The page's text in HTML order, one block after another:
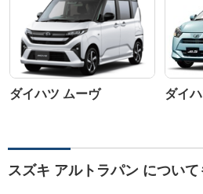
ダイハツ ムーヴ ダイ
スズキ アルトラパン について